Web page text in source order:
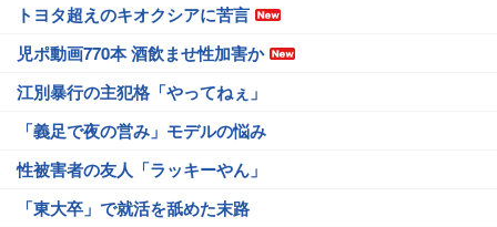
トヨタ超えのキオクシアに苦言
児ポ動画770本 酒飲ませ性加害か
江別暴行の主犯格「やってねぇ」
「義足で夜の営み」モデルの悩み
性被害者の友人「ラッキーやん」
「東大卒」で就活を舐めた末路